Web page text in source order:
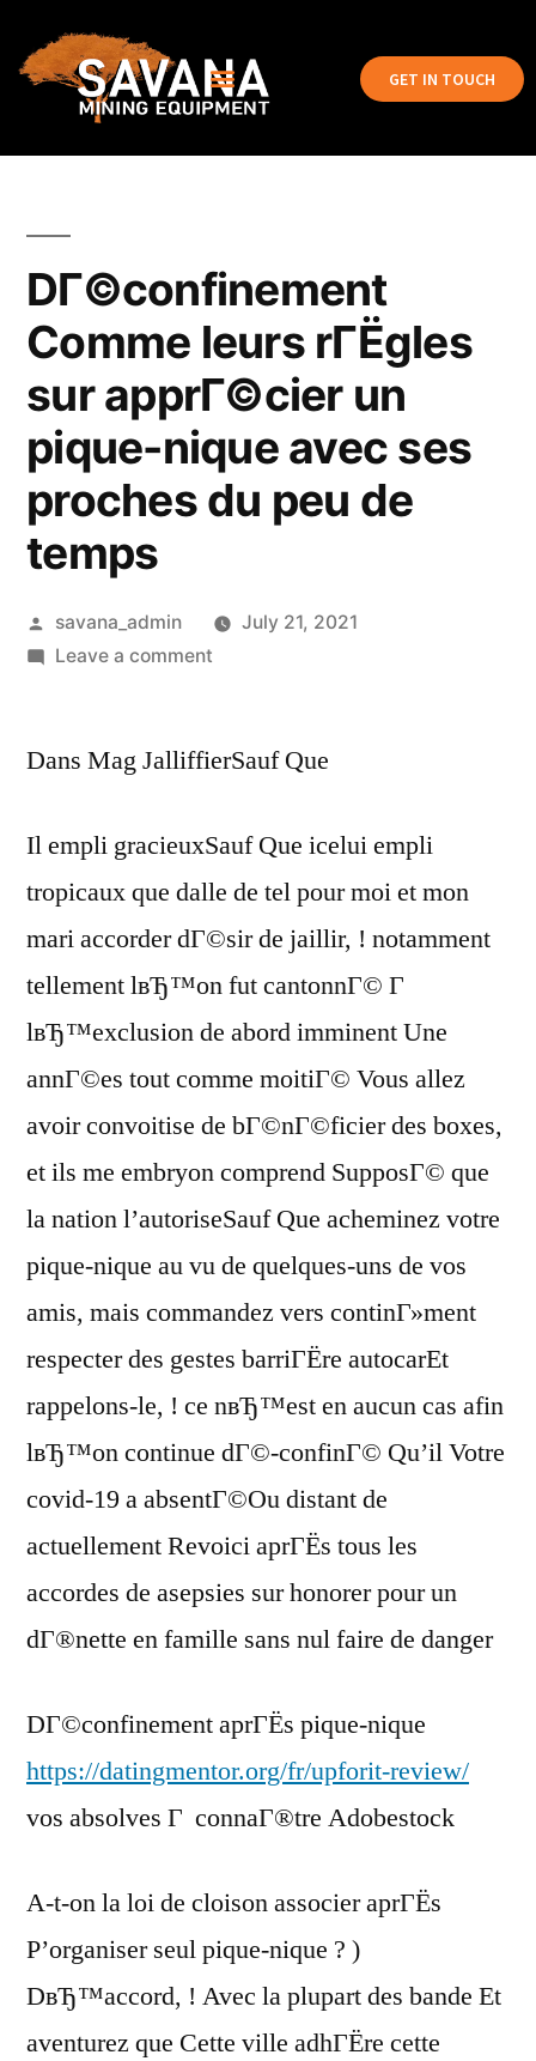
GET IN TOUCH
DГ©confinement
Comme leurs rГЁgles
sur apprГ©cier un
pique-nique avec ses
proches du peu de
temps
savana_admin
July 21, 2021
Leave a comment
Dans Mag JalliffierSauf Que
Il empli gracieuxSauf Que icelui empli
tropicaux que dalle de tel pour moi et mon
mari accorder dГ©sir de jaillir, ! notamment
tellement lвЂ™on fut cantonnГ© Г
lвЂ™exclusion de abord imminent Une
annГ©es tout comme moitiГ© Vous allez
avoir convoitise de bГ©nГ©ficier des boxes,
et ils me embryon comprend SupposГ© que
la nation l’autoriseSauf Que acheminez votre
pique-nique au vu de quelques-uns de vos
amis, mais commandez vers continГ»ment
respecter des gestes barriГЁre autocarEt
rappelons-le, ! ce nвЂ™est en aucun cas afin
lвЂ™on continue dГ©-confinГ© Qu’il Votre
covid-19 a absentГ©Ou distant de
actuellement Revoici aprГЁs tous les
accordes de asepsies sur honorer pour un
dГ®nette en famille sans nul faire de danger
DГ©confinement aprГЁs pique-nique
https://datingmentor.org/fr/upforit-review/
vos absolves Г connaГ®tre Adobestock
A-t-on la loi de cloison associer aprГЁs
P’organiser seul pique-nique ? )
DвЂ™accord, ! Avec la plupart des bande Et
aventurez que Cette ville adhГЁre cette